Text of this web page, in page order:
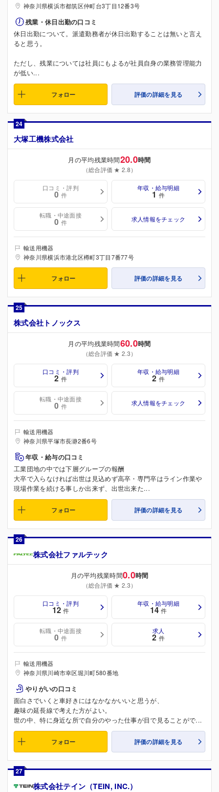
神奈川県横浜市都筑区仲町台3丁目12番3号
残業・休日出勤の口コミ
休日出勤について。派遣勤務者が休日出勤することは無いと言え
ると思う。
ただし、残業については社員にもよるが社員自身の業務管理能力
が低い...
フォロー 評価の詳細を見る
24
大塚工機株式会社
月の平均残業時間20.0時間
（総合評価 ★ 2.8）
口コミ・評判
0 件
年収・給与明細
1 件
転職・中途面接
0 件 求人情報をチェック
輸送用機器
神奈川県横浜市港北区樽町3丁目7番77号
フォロー 評価の詳細を見る
25
株式会社トノックス
月の平均残業時間60.0時間
（総合評価 ★ 2.3）
口コミ・評判
2 件
年収・給与明細
2 件
転職・中途面接
0 件 求人情報をチェック
輸送用機器
神奈川県平塚市長瀞2番6号
年収・給与の口コミ
工業団地の中では下層グループの報酬
大卒で入らなければ出世は見込めず高卒・専門卒はライン作業や
現場作業を続ける事しか出来ず、出世出来た...
フォロー 評価の詳細を見る
26
株式会社ファルテック
月の平均残業時間0.0時間
（総合評価 ★ 2.3）
口コミ・評判
12 件
年収・給与明細
14 件
転職・中途面接
0 件
求人
2 件
輸送用機器
神奈川県川崎市幸区堀川町580番地
やりがいの口コミ
面白さでいくと車好きにはなかなかいいと思うが、
趣味の延長線で考えた方がよい。
世の中、特に身近な所で自分のやった仕事が目で見ることがで...
フォロー 評価の詳細を見る
27
株式会社テイン（TEIN, INC.）